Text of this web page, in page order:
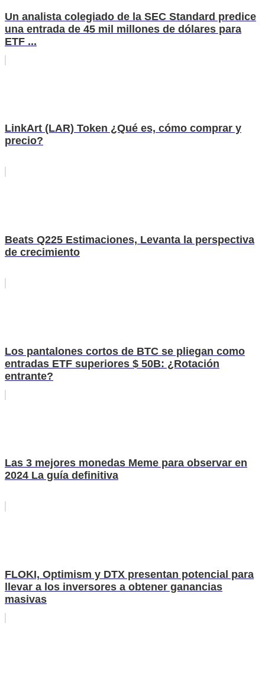
Un analista colegiado de la SEC Standard predice
una entrada de 45 mil millones de dólares para
ETF ...
LinkArt (LAR) Token ¿Qué es, cómo comprar y
precio?
Beats Q225 Estimaciones, Levanta la perspectiva
de crecimiento
Los pantalones cortos de BTC se pliegan como
entradas ETF superiores $ 50B: ¿Rotación
entrante?
Las 3 mejores monedas Meme para observar en
2024 La guía definitiva
FLOKI, Optimism y DTX presentan potencial para
llevar a los inversores a obtener ganancias
masivas